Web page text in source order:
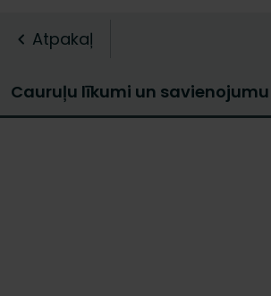
Atpakaļ
Cauruļu līkumi un